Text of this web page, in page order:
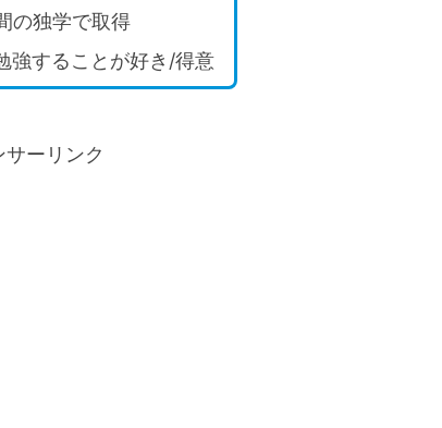
の独学で取得
強することが好き/得意
サーリンク